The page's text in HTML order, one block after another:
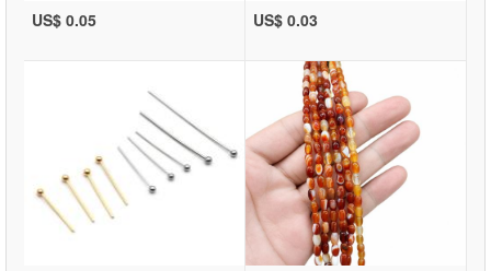
US$ 0.05 US$ 0.03